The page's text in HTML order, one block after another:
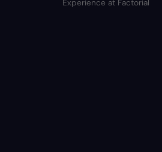
Experience at Factorial